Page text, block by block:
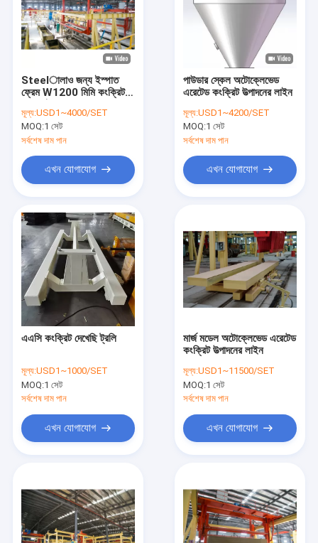
পণ্য
আমাদের সম্পর্কে
Steelালাও জন্য ইস্পাত
ফ্রেম W1200 মিমি কংক্রিট
মূল্য:USD1~4000/SET
MOQ:1 সেট
সর্বশেষ দাম পান
এখন যোগাযোগ
পাউডার স্কেল অটোক্লেভেড
এরেটেড কংক্রিট উত্পাদনের লাইন
মূল্য:USD1~4200/SET
MOQ:1 সেট
সর্বশেষ দাম পান
এখন যোগাযোগ
এএসি কংক্রিট দেখেছি ট্রলি
মূল্য:USD1~1000/SET
MOQ:1 সেট
সর্বশেষ দাম পান
এখন যোগাযোগ
মার্জ মডেল অটোক্লেভেড এরেটেড
কংক্রিট উত্পাদনের লাইন
মূল্য:USD1~11500/SET
MOQ:1 সেট
সর্বশেষ দাম পান
এখন যোগাযোগ